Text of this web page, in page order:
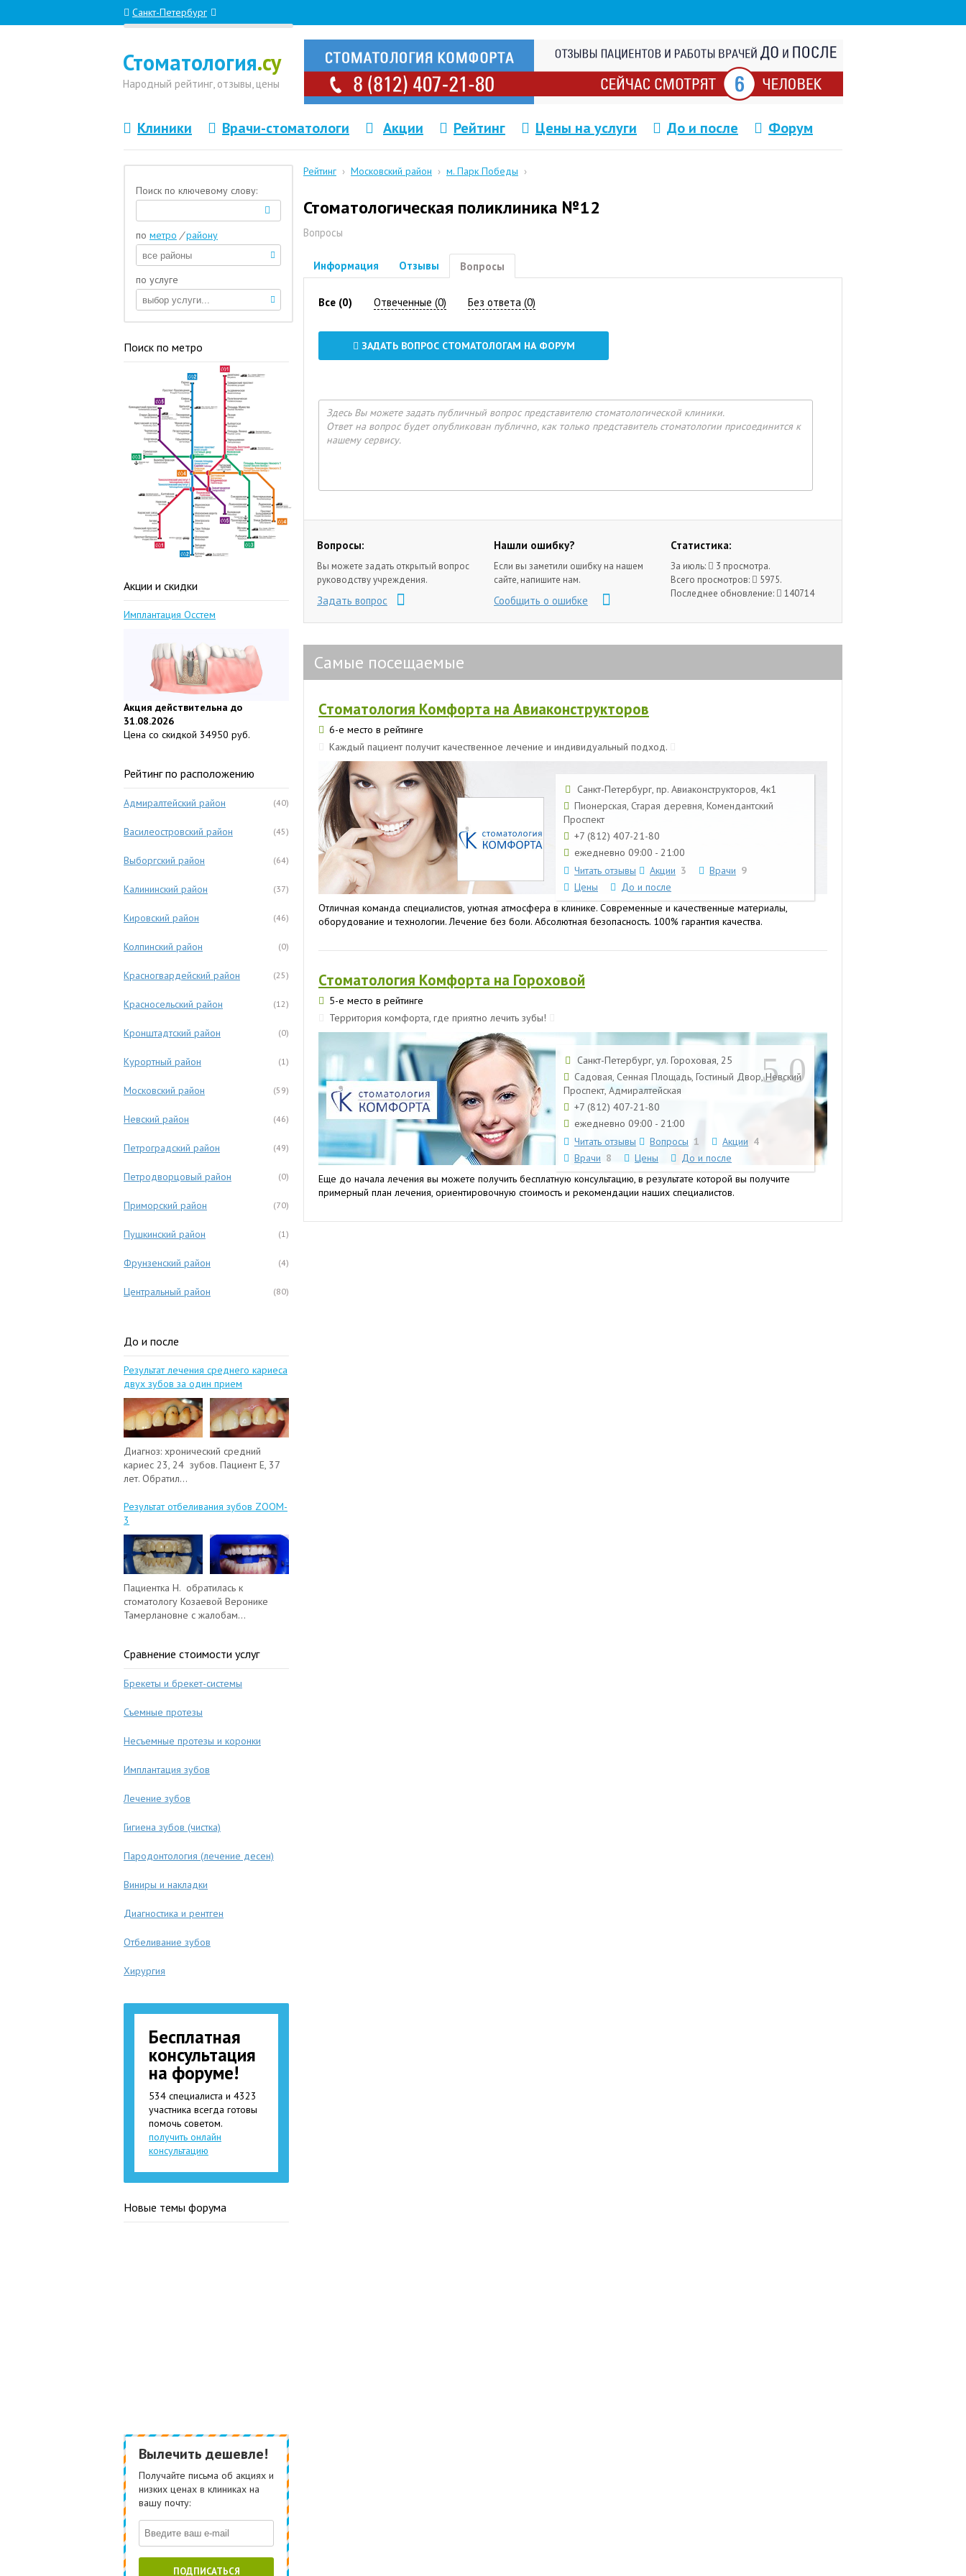
Санкт-Петербург
Стоматология.су
Народный рейтинг, отзывы, цены
Клиники Врачи-стоматологи Акции Рейтинг Цены на услуги До и после Форум
Рейтинг › Московский район › м. Парк Победы ›
Стоматологическая поликлиника №12
Вопросы
Информация Отзывы Вопросы
Все (0) Отвеченные (0) Без ответа (0)
ЗАДАТЬ ВОПРОС СТОМАТОЛОГАМ НА ФОРУМ
Здесь Вы можете задать публичный вопрос представителю стоматологической клиники.
Ответ на вопрос будет опубликован публично, как только представитель стоматологии присоединится к
нашему сервису.
Вопросы:
Вы можете задать открытый вопрос
руководству учреждения.
Задать вопрос
Нашли ошибку?
Если вы заметили ошибку на нашем
сайте, напишите нам.
Сообщить о ошибке
Статистика:
За июль:
3 просмотра.
Всего просмотров:
5975.
Последнее обновление:
140714
Самые посещаемые
Стоматология Комфорта на Авиаконструкторов
6-е место в рейтинге
Каждый пациент получит качественное лечение и индивидуальный подход.
Санкт-Петербург, пр. Авиаконструкторов, 4к1
Пионерская, Старая деревня, Комендантский
Проспект
+7 (812) 407-21-80
ежедневно 09:00 - 21:00
Читать отзывы
Акции 3 Врачи 9
Цены
До и после
Отличная команда специалистов, уютная атмосфера в клинике. Современные и качественные материалы,
оборудование и технологии. Лечение без боли. Абсолютная безопасность. 100% гарантия качества.
Стоматология Комфорта на Гороховой
5-е место в рейтинге
Территория комфорта, где приятно лечить зубы!
5.0
Санкт-Петербург, ул. Гороховая, 25
Садовая, Сенная Площадь, Гостиный Двор, Невский
Проспект, Адмиралтейская
+7 (812) 407-21-80
ежедневно 09:00 - 21:00
Читать отзывы
Вопросы 1 Акции 4
Врачи 8 Цены
До и после
Еще до начала лечения вы можете получить бесплатную консультацию, в результате которой вы получите
примерный план лечения, ориентировочную стоимость и рекомендации наших специалистов.
Поиск по ключевому слову:
по метро / району
по услуге
Поиск по метро
Акции и скидки
Имплантация Осстем
Акция действительна до
31.08.2026
Цена со скидкой 34950 руб.
Рейтинг по расположению
(40)
Адмиралтейский район
(45)
Василеостровский район
(64)
Выборгский район
(37)
Калининский район
(46)
Кировский район
(0)
Колпинский район
(25)
Красногвардейский район
(12)
Красносельский район
(0)
Кронштадтский район
(1)
Курортный район
(59)
Московский район
(46)
Невский район
(49)
Петроградский район
(0)
Петродворцовый район
(70)
Приморский район
(1)
Пушкинский район
(4)
Фрунзенский район
(80)
Центральный район
До и после
Результат лечения среднего кариеса
двух зубов за один прием
Диагноз: хронический средний
кариес 23, 24 зубов. Пациент Е, 37
лет. Обратил...
Результат отбеливания зубов ZOOM-
3
Пациентка Н. обратилась к
стоматологу Козаевой Веронике
Тамерлановне с жалобам...
Сравнение стоимости услуг
Брекеты и брекет-системы
Съемные протезы
Несъемные протезы и коронки
Имплантация зубов
Лечение зубов
Гигиена зубов (чистка)
Пародонтология (лечение десен)
Виниры и накладки
Диагностика и рентген
Отбеливание зубов
Хирургия
Бесплатная
консультация
на форуме!
534 специалиста и 4323
участника всегда готовы
помочь советом.
получить онлайн
консультацию
Новые темы форума
Вылечить дешевле!
Получайте письма об акциях и
низких ценах в клиниках на
вашу почту:
ПОДПИСАТЬСЯ